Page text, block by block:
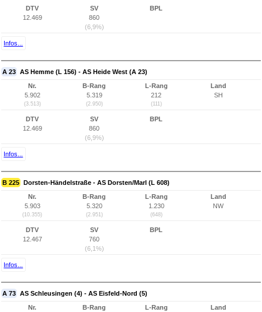
DTV
12.469
SV
860
(6,9%)
BPL
Infos...
A 23 AS Hemme (L 156) - AS Heide West (A 23)
Nr.
5.902
(3.513)
B-Rang
5.319
(2.950)
L-Rang
212
(111)
Land
SH
DTV
12.469
SV
860
(6,9%)
BPL
Infos...
B 225 Dorsten-Händelstraße - AS Dorsten/Marl (L 608)
Nr.
5.903
(10.355)
B-Rang
5.320
(2.951)
L-Rang
1.230
(648)
Land
NW
DTV
12.467
SV
760
(6,1%)
BPL
Infos...
A 73 AS Schleusingen (4) - AS Eisfeld-Nord (5)
Nr.
B-Rang
L-Rang
Land